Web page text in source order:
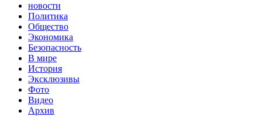
новости
Политика
Общество
Экономика
Безопасность
В мире
История
Эксклюзивы
Фото
Видео
Архив